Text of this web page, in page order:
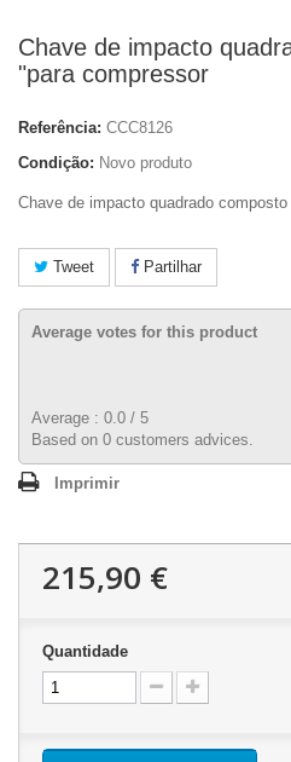
Chave de impacto
"para compressor
Referência: CCC8126
Condição: Novo produto
Chave de impacto quadrado
Tweet Partilhar
Average votes for this product
Average : 0.0 / 5
Based on 0 customers advices.
Imprimir
215,90 €
Quantidade